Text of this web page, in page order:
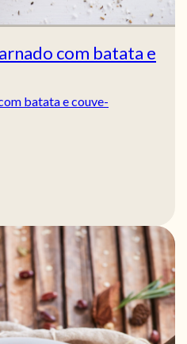
com batata e
batata e couve-